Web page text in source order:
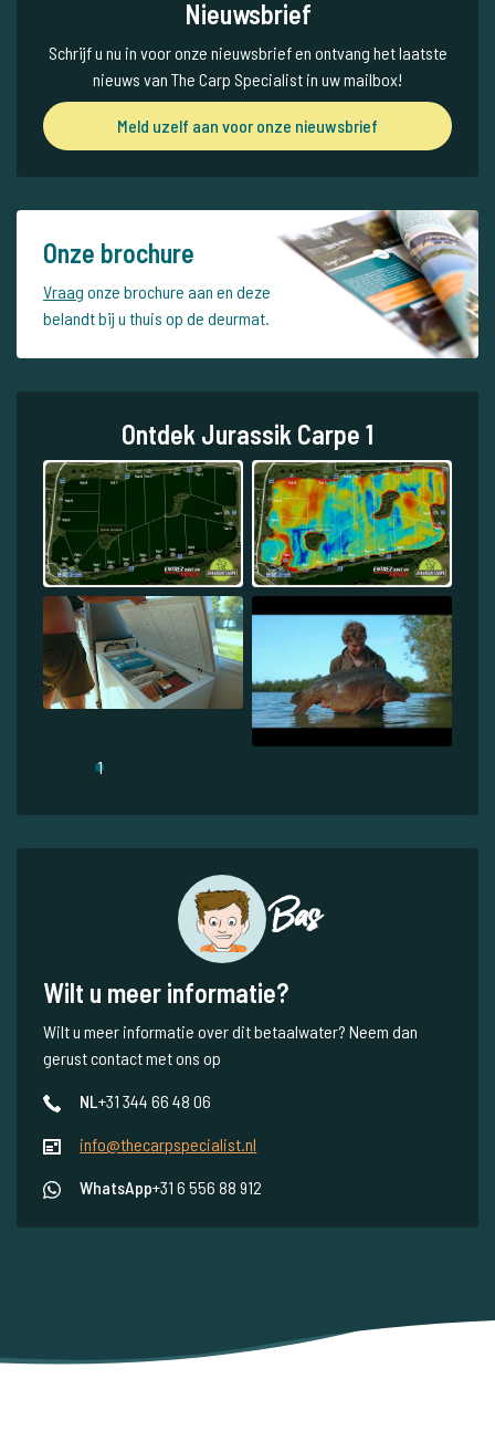
Nieuwsbrief
Schrijf u nu in voor onze nieuwsbrief en ontvang het laatste
nieuws van The Carp Specialist in uw mailbox!
Meld uzelf aan voor onze nieuwsbrief
Onze brochure
Vraag onze brochure aan en deze
belandt bij u thuis op de deurmat.
Ontdek Jurassik Carpe 1
1
Bas
Wilt u meer informatie?
Wilt u meer informatie over dit betaalwater? Neem dan
gerust contact met ons op
NL+31 344 66 48 06
info@thecarpspecialist.nl
WhatsApp+31 6 556 88 912